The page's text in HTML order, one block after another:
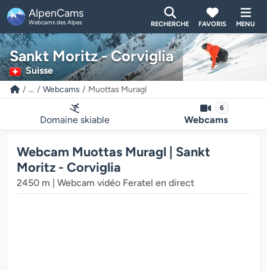
AlpenCams
Webcams des Alpes RECHERCHE FAVORIS MENU
Sankt Moritz - Corviglia
Suisse
... Webcams Muottas Muragl
Domaine skiable
6
Webcams
Webcam Muottas Muragl | Sankt
Moritz - Corviglia
2450 m | Webcam vidéo Feratel en direct